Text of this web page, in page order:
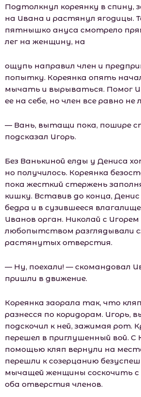
Подтолкнул кореянку в спину,
на Ивана и растянул ягодицы.
пятнышко ануса смотрело
лег на женщину, на
ощупь направил член и
попытку. Кореянка опять
мычать и вырываться. Помог
ее на себе, но член все равно не
— Вань, вытащи пока, пошире
подсказал Игорь.
Без Ванькиной елды у Дениса
но получилось. Кореянка
пока жесткий стержень
кишку. Вставив до конца, Денис
бедра и в сузившееся
Иванов орган. Николай с Игорем
любопытством разглядывали
растянутых отверстия.
— Ну, поехали! — скомандовал
пришли в движение.
Кореянка заорала так, что
разнесся по коридорам. Игорь,
подскочил к ней, зажимая рот.
перешел в приглушенный вой. С
помощью кляп вернули на
перешли к созерцанию
мычащей женщины соскочить
оба отверстия членов.